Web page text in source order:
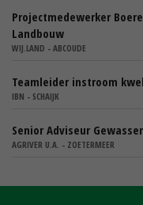
Projectmedewerker
Landbouw
WIJ.LAND - ABCOUDE
Teamleider instroom
IBN - SCHAIJK
Senior Adviseur
AGRIVER U.A. - ZOETERMEER